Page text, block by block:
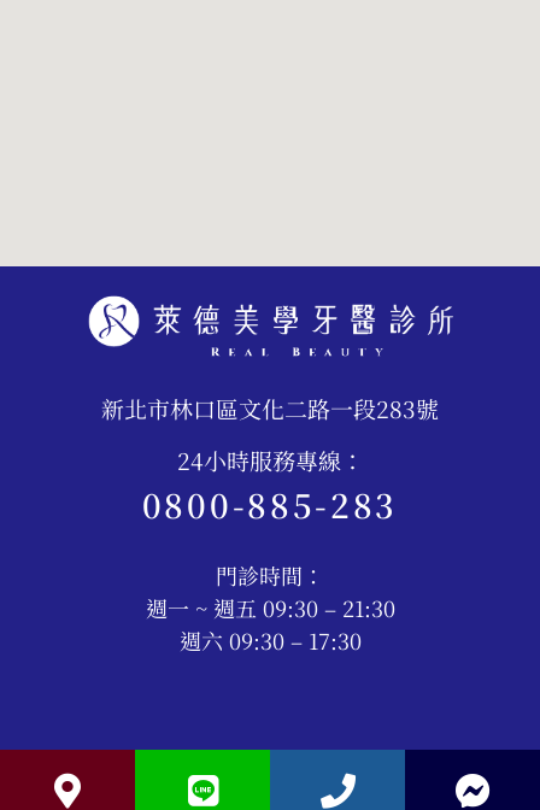
新北市林口區文化二路一段283號
24小時服務專線：
0800-885-283
門診時間：
週一 ~ 週五 09:30 – 21:30
週六 09:30 – 17:30